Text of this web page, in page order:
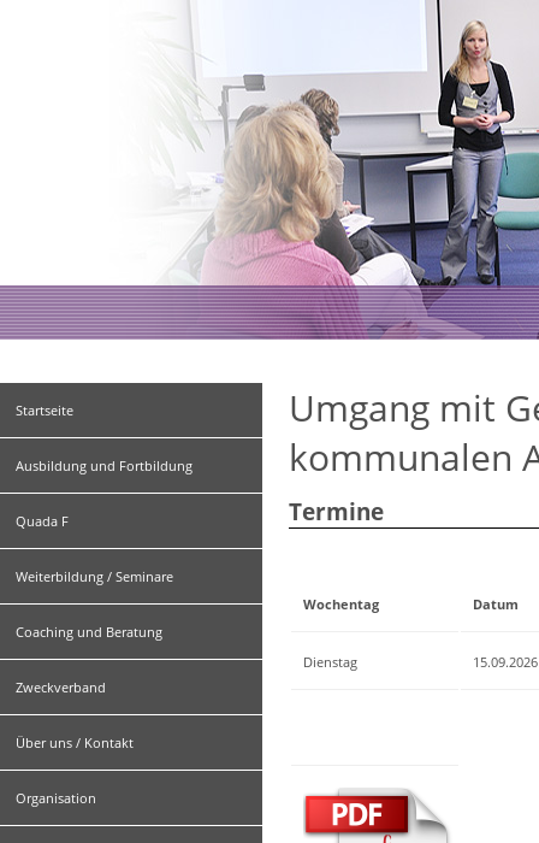
Startseite
Ausbildung und Fortbildung
Quada F
Weiterbildung / Seminare
Coaching und Beratung
Zweckverband
Über uns / Kontakt
Organisation
Umgang mit
kommunalen
Termine
Wochentag Datum
Dienstag 15.09.2026